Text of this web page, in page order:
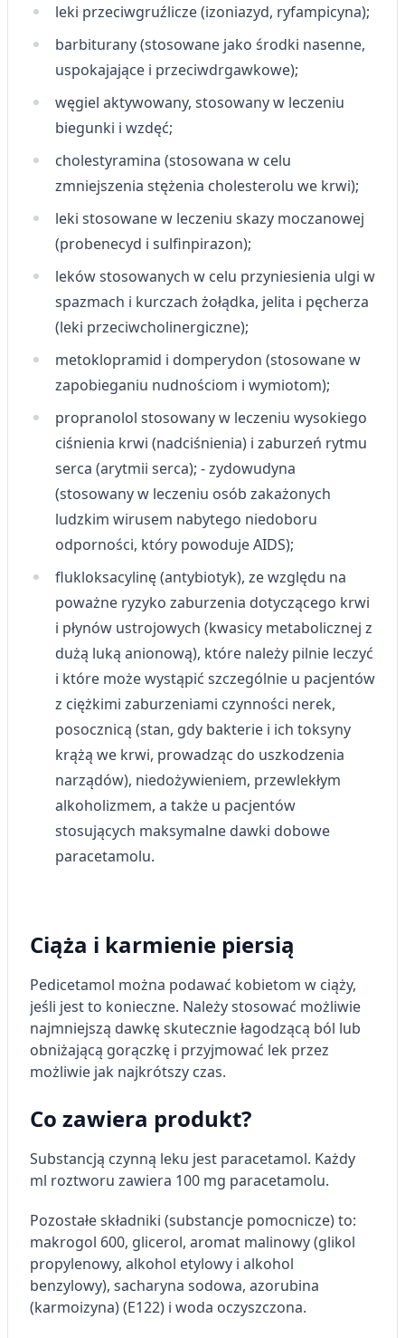
leki przeciwgruźlicze (izoniazyd, ryfampicyna);
barbiturany (stosowane jako środki nasenne,
uspokajające i przeciwdrgawkowe);
węgiel aktywowany, stosowany w leczeniu
biegunki i wzdęć;
cholestyramina (stosowana w celu
zmniejszenia stężenia cholesterolu we krwi);
leki stosowane w leczeniu skazy moczanowej
(probenecyd i sulfinpirazon);
leków stosowanych w celu przyniesienia ulgi w
spazmach i kurczach żołądka, jelita i pęcherza
(leki przeciwcholinergiczne);
metoklopramid i domperydon (stosowane w
zapobieganiu nudnościom i wymiotom);
propranolol stosowany w leczeniu wysokiego
ciśnienia krwi (nadciśnienia) i zaburzeń rytmu
serca (arytmii serca); - zydowudyna
(stosowany w leczeniu osób zakażonych
ludzkim wirusem nabytego niedoboru
odporności, który powoduje AIDS);
flukloksacylinę (antybiotyk), ze względu na
poważne ryzyko zaburzenia dotyczącego krwi
i płynów ustrojowych (kwasicy metabolicznej z
dużą luką anionową), które należy pilnie leczyć
i które może wystąpić szczególnie u pacjentów
z ciężkimi zaburzeniami czynności nerek,
posocznicą (stan, gdy bakterie i ich toksyny
krążą we krwi, prowadząc do uszkodzenia
narządów), niedożywieniem, przewlekłym
alkoholizmem, a także u pacjentów
stosujących maksymalne dawki dobowe
paracetamolu.
Ciąża i karmienie piersią
Pedicetamol można podawać kobietom w ciąży,
jeśli jest to konieczne. Należy stosować możliwie
najmniejszą dawkę skutecznie łagodzącą ból lub
obniżającą gorączkę i przyjmować lek przez
możliwie jak najkrótszy czas.
Co zawiera produkt?
Substancją czynną leku jest paracetamol. Każdy
ml roztworu zawiera 100 mg paracetamolu.
Pozostałe składniki (substancje pomocnicze) to:
makrogol 600, glicerol, aromat malinowy (glikol
propylenowy, alkohol etylowy i alkohol
benzylowy), sacharyna sodowa, azorubina
(karmoizyna) (E122) i woda oczyszczona.
Użycie dokładnych danych
geolokalizacyjnych
Identyfikowanie urządzeń na podstawie
aktywnie żądanych informacji
Cele przetwarzania inne niż IAB:
Niezbędne
Wydajność (Performance)
Reklama / śledzenie